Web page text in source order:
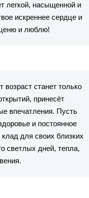
легкой, насыщенной и
искреннее сердце и
и люблю!
возраст станет только
принесёт
впечатления. Пусть
и постоянное
для своих близких
светлых дней, тепла,